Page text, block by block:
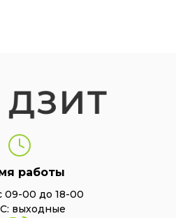
работы
09-00 до 18-00
выходные